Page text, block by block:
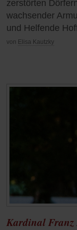
zerstörten
wachsender
und Helfende
von Elisa Kautzky
Kardinal Franz